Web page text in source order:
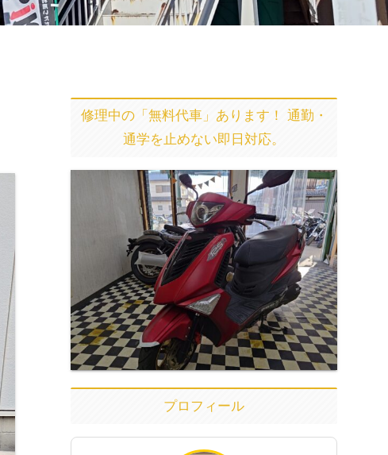
修理中の「無料代車」あります！ 通勤・
通学を止めない即日対応。
プロフィール